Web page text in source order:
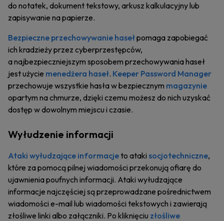
do notatek, dokument tekstowy, arkusz kalkulacyjny lub
zapisywanie na papierze.
Bezpieczne przechowywanie hasełpomaga zapobiegać
ich kradzieży przez cyberprzestępców,
a najbezpieczniejszym sposobem przechowywania haseł
jest użycie menedżera haseł. Keeper Password Manager
przechowuje wszystkie hasła w bezpiecznym magazynie
opartym na chmurze, dzięki czemu możesz do nich uzyskać
dostęp w dowolnym miejscu i czasie.
Wyłudzenie informacji
Ataki wyłudzające informacjeto ataki socjotechniczne,
które za pomocą pilnej wiadomości przekonują ofiarę do
ujawnienia poufnych informacji. Ataki wyłudzające
informacje najczęściej są przeprowadzane pośrednictwem
wiadomości e-mail lub wiadomości tekstowych i zawierają
złośliwe linki albo załączniki. Po kliknięciu złośliwe